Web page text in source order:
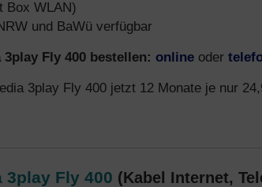
Box WLAN)
und BaWü verfügbar
Fly 400 bestellen: online oder
3play Fly 400 jetzt 12 Monate je nur
3play Fly 400 (Kabel Internet,